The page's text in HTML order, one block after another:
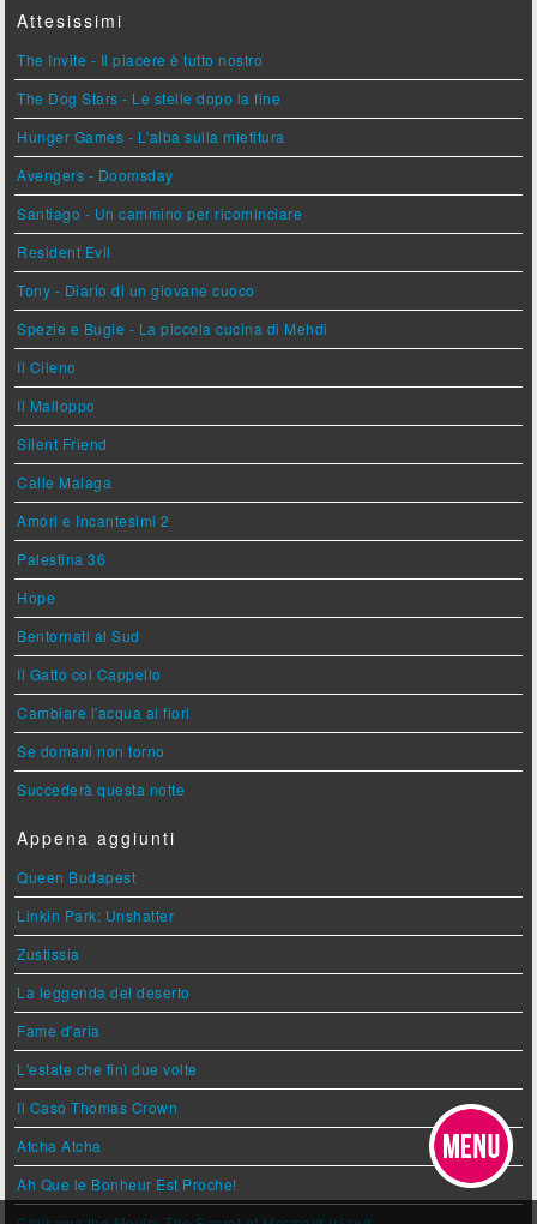
Attesissimi
The Invite - Il piacere è tutto nostro
The Dog Stars - Le stelle dopo la fine
Hunger Games - L'alba sulla mietitura
Avengers - Doomsday
Santiago - Un cammino per ricominciare
Resident Evil
Tony - Diario di un giovane cuoco
Spezie e Bugie - La piccola cucina di Mehdi
Il Cileno
Il Malloppo
Silent Friend
Calle Malaga
Amori e Incantesimi 2
Palestina 36
Hope
Bentornati al Sud
Il Gatto col Cappello
Cambiare l'acqua ai fiori
Se domani non torno
Succederà questa notte
Appena aggiunti
Queen Budapest
Linkin Park: Unshatter
Zustissia
La leggenda del deserto
Fame d'aria
L'estate che finì due volte
Il Caso Thomas Crown
Atcha Atcha
Ah Que le Bonheur Est Proche!